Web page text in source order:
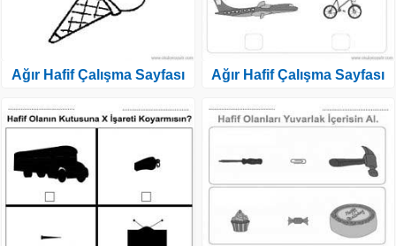
Ağır Hafif Çalışma Sayfası Ağır Hafif Çalışma Sayfası